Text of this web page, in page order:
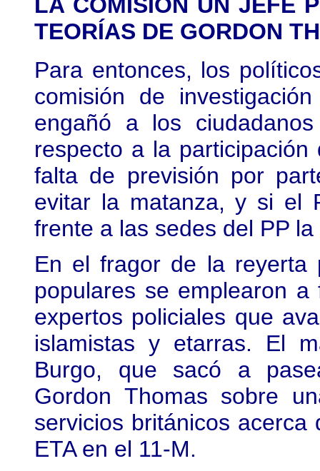
TEORÍAS DE GORDON
Para entonces, los
comisión de
engañó a los
respecto a la
falta de previsión por
evitar la matanza, y si el
frente a las sedes del PP
En el fragor de la reyerta
populares se emplearon
expertos policiales que
islamistas y etarras. El
Burgo, que sacó a
Gordon Thomas sobre
servicios británicos
ETA en el 11-M.